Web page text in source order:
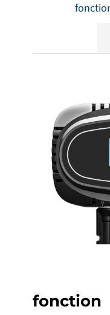
fonction